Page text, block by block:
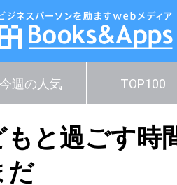
今週の人気 TOP100
と過ごす時
だ